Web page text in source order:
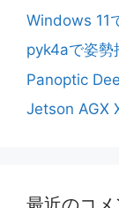
Windows 11
pyk4aで姿勢
Panoptic
Jetson AGX